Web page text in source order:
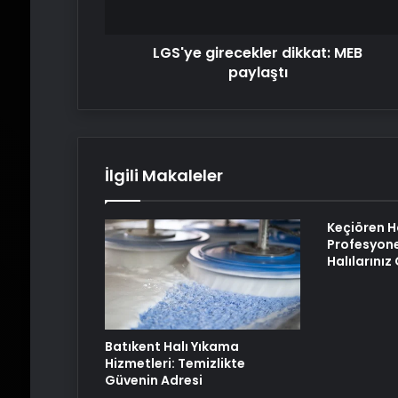
LGS'ye girecekler dikkat: MEB
paylaştı
İlgili Makaleler
Batıkent Halı Yıkama
Hizmetleri: Temizlikte
Güvenin Adresi
Keçiören